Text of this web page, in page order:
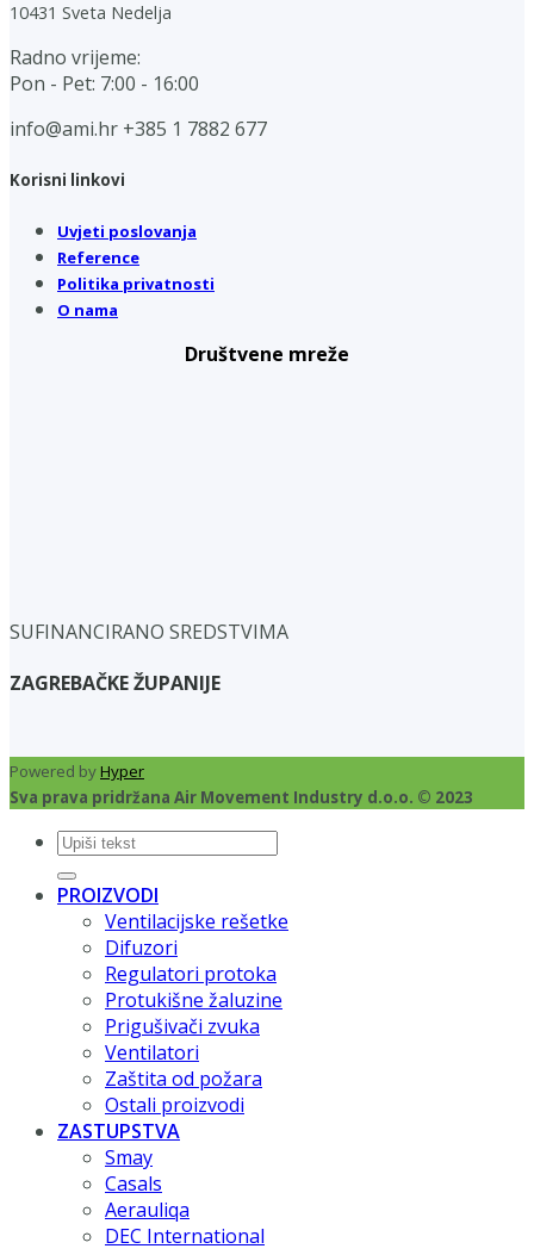
10431 Sveta Nedelja
Radno vrijeme:
Pon - Pet: 7:00 - 16:00
info@ami.hr +385 1 7882 677
Korisni linkovi
Uvjeti poslovanja
Reference
Politika privatnosti
O nama
Društvene mreže
SUFINANCIRANO SREDSTVIMA
ZAGREBAČKE ŽUPANIJE
Powered byHyper
Sva prava pridržana Air Movement Industry d.o.o. © 2023
Pretraži:
PROIZVODI
Ventilacijske rešetke
Difuzori
Regulatori protoka
Protukišne žaluzine
Prigušivači zvuka
Ventilatori
Zaštita od požara
Ostali proizvodi
ZASTUPSTVA
Smay
Casals
Aerauliqa
DEC International